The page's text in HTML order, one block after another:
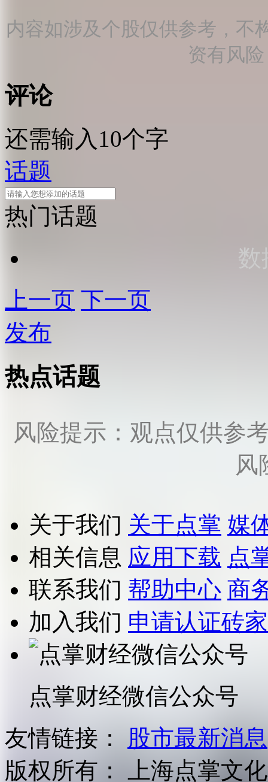
内容如涉及个股仅供参考，不
资有风
评论
还需输入10个字
话题
热门话题
数
上一页 下一页
发布
热点话题
风险提示：观点仅供参
风
关于我们 关于点掌 媒
相关信息 应用下载 点
联系我们 帮助中心 商
加入我们 申请认证砖家
点掌财经微信公众号
友情链接：
股市最新消息
版权所有：
上海点掌文